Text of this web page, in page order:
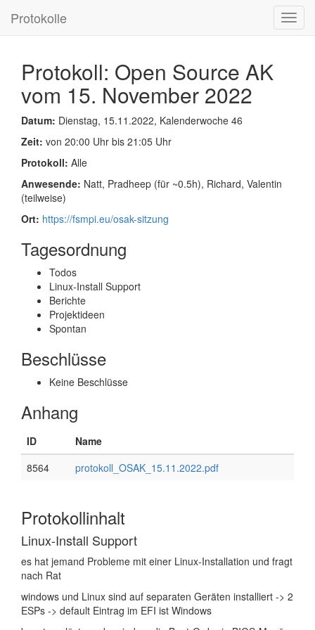
Protokolle
Protokoll: Open Source AK
vom 15. November 2022
Datum: Dienstag, 15.11.2022, Kalenderwoche 46
Zeit: von 20:00 Uhr bis 21:05 Uhr
Protokoll: Alle
Anwesende: Natt, Pradheep (für ~0.5h), Richard, Valentin
(teilweise)
Ort: https://fsmpi.eu/osak-sitzung
Tagesordnung
Todos
Linux-Install Support
Berichte
Projektideen
Spontan
Beschlüsse
Keine Beschlüsse
Anhang
ID
Name
8564
protokoll_OSAK_15.11.2022.pdf
Protokollinhalt
Linux-Install Support
es hat jemand Probleme mit einer Linux-Installation und fragt
nach Rat
windows und Linux sind auf separaten Geräten installiert -> 2
ESPs -> default Eintrag im EFI ist Windows